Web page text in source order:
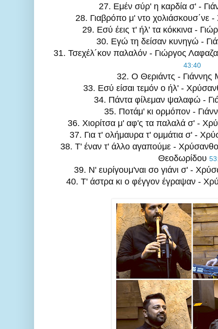
27. Εμέν σύρ' η καρδία σ' -
28. Γιαβρόπο μ' ντο χολιάσκουσ΄νε
29. Εσύ έεις τ' ήλ' τα κόκκινα -
30. Εγώ τη δείσαν κυνηγώ -
43:40
32. Ο Θεριάντς -
33. Εσύ είσαι τεμόν ο ήλ' -
34. Πάντα φίλεμαν ψαλαφώ -
35. Ποτάμ' κι ορμόπον -
36. Χιορίτσα μ' αφ'ς τα παλαλά σ' -
37. Για τ' ολήμαυρα τ' ομμάτια σ' -
38. Τ' έναν τ' άλλο αγαπούμε -
Θεοδωρίδου
39. Ν' ευρίγουμ'ναι σο γιάνι σ' -
40. Τ' άστρα κι ο φέγγον έγραψαν -